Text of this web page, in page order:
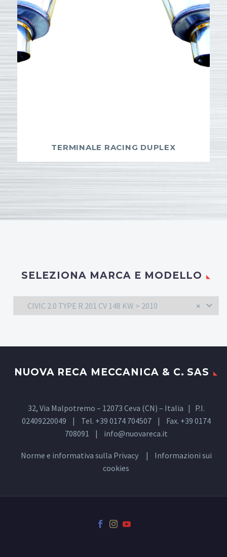
TERMINALE RACING DUPLEX
SELEZIONA MARCA E MODELLO
×
CIVIC 2.0 TYPE R 201 CV 148 KW > 2010
NUOVA RECA MECCANICA & C. SAS
32, Via Malpotremo – 12073 Ceva (CN) – Italia | P.I.
02409220049 | Tel. +39 0174 704507 | Fax. +39 0174
708091 | info@nuovareca.it
Norme e informativa sulla Privacy| Informazioni sui
cookies